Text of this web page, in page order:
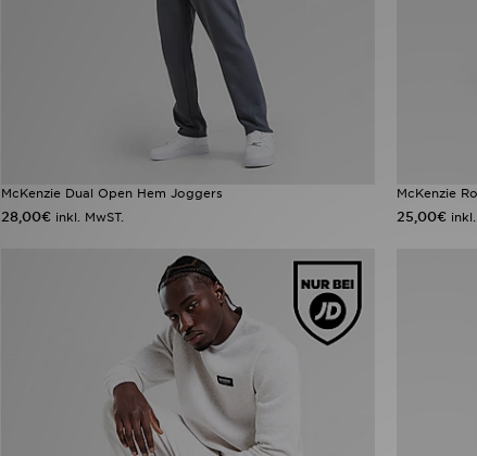
McKenzie Dual Open Hem Joggers
28,00€ inkl. MwST.
McKenzie
25,00€